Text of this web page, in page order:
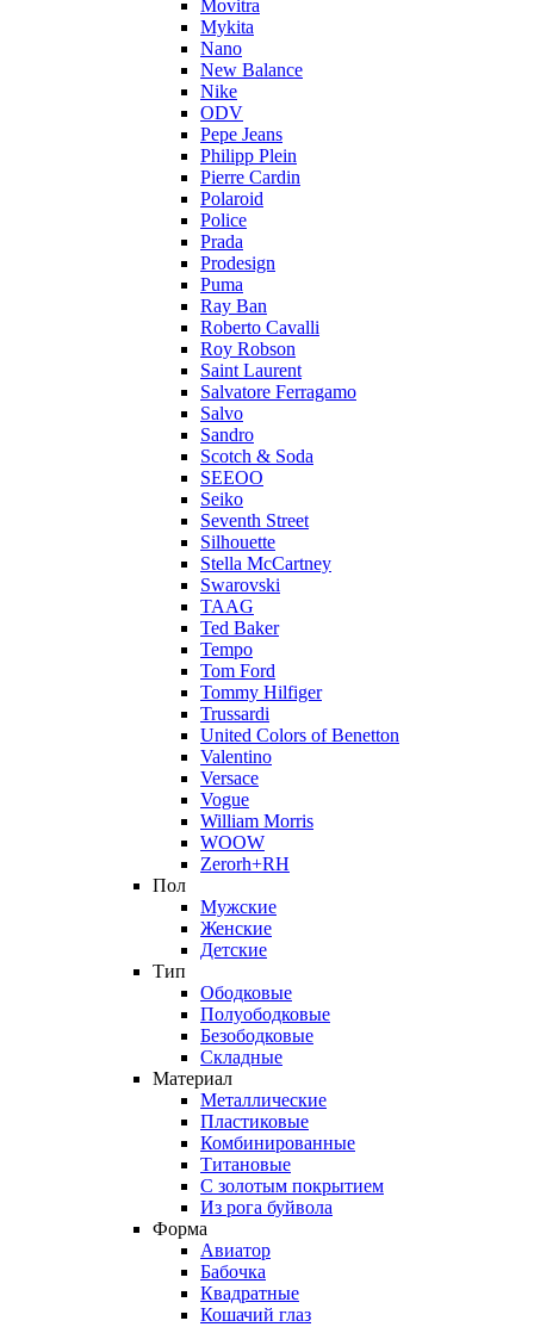
Movitra
Mykita
Nano
New Balance
Nike
ODV
Pepe Jeans
Philipp Plein
Pierre Cardin
Polaroid
Police
Prada
Prodesign
Puma
Ray Ban
Roberto Cavalli
Roy Robson
Saint Laurent
Salvatore Ferragamo
Salvo
Sandro
Scotch & Soda
SEEOO
Seiko
Seventh Street
Silhouette
Stella McCartney
Swarovski
TAAG
Ted Baker
Tempo
Tom Ford
Tommy Hilfiger
Trussardi
United Colors of Benetton
Valentino
Versace
Vogue
William Morris
WOOW
Zerorh+RH
Пол
Мужские
Женские
Детские
Тип
Ободковые
Полуободковые
Безободковые
Складные
Материал
Металлические
Пластиковые
Комбинированные
Титановые
С золотым покрытием
Из рога буйвола
Форма
Авиатор
Бабочка
Квадратные
Кошачий глаз